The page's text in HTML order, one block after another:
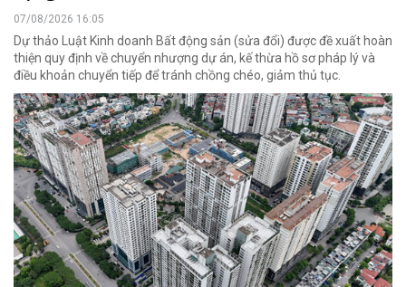
07/08/2026 16:05
Dự thảo Luật Kinh doanh Bất động sản (sửa đổi) được đề xuất hoàn
thiện quy định về chuyển nhượng dự án, kế thừa hồ sơ pháp lý và
điều khoản chuyển tiếp để tránh chồng chéo, giảm thủ tục.